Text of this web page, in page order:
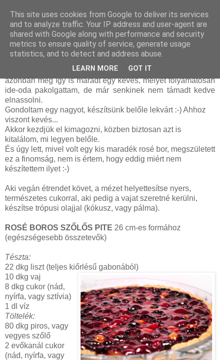
szombat, szeptember 24, 2011
Rosé boros szőlős pite (tojásmentes)
Mindenféle ételt készítettünk az ajándékba kapott szőlőből,
azonban még így is maradt egy kevés, melyet folyamatosan
ide-oda pakolgattam, de már senkinek nem támadt kedve
elnassolni.
Gondoltam egy nagyot, készítsünk belőle lekvárt :-) Ahhoz
viszont kevés...
Akkor kezdjük el kimagozni, közben biztosan azt is
kitalálom, mi legyen belőle.
És úgy lett, mivel volt egy kis maradék rosé bor, megszületett
ez a finomság, nem is értem, hogy eddig miért nem
készítettem ilyet :-)
Aki vegán étrendet követ, a mézet helyettesítse nyers,
természetes cukorral, aki pedig a vajat szeretné kerülni,
készítse trópusi olajjal (kókusz, vagy pálma).
ROSÉ BOROS SZŐLŐS PITE 26 cm-es formához
(egészségesebb összetevők)
Tészta:
22 dkg liszt (teljes kiőrlésű gabonából)
10 dkg vaj
8 dkg cukor (nád,
nyírfa, vagy sztívia)
1 dl víz
Töltelék:
80 dkg piros, vagy
vegyes szőlő
2 evőkanál cukor
(nád, nyírfa, vagy
This site uses cookies from Google to deliver its services
and to analyze traffic. Your IP address and user-agent are
shared with Google along with performance and security
metrics to ensure quality of service, generate usage
statistics, and to detect and address abuse.
LEARN MORE GOT IT